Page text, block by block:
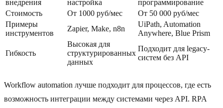
внедрения
настройка
программирование
Стоимость
От 1000 руб/мес
От 50 000 руб/мес
Примеры
инструментов
Zapier, Make, n8n
UiPath, Automation
Anywhere, Blue Prism
Гибкость
Высокая для
структурированных
данных
Подходит для legacy-
систем без API
Workflow automation лучше подходит для процессов, где есть
возможность интеграции между системами через API. RPA